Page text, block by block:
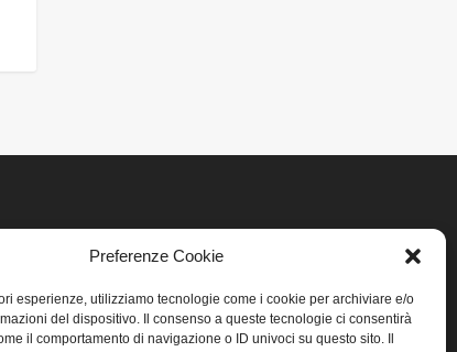
Preferenze Cookie
esperienze, utilizziamo tecnologie come i cookie per archiviare e/o
del dispositivo. Il consenso a queste tecnologie ci consentirà
il comportamento di navigazione o ID univoci su questo sito. Il